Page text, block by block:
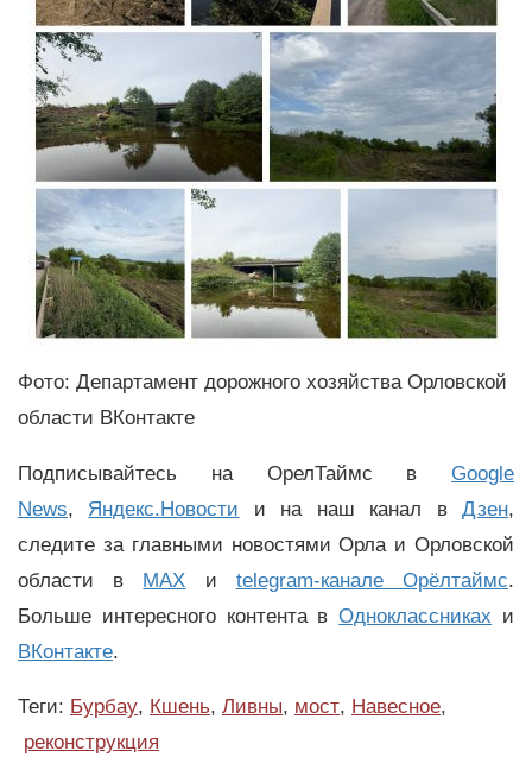
Фото: Департамент дорожного хозяйства Орловской
области ВКонтакте
Подписывайтесь на ОрелТаймс в Google
News, Яндекс.Новости и на наш канал вДзен,
следите за главными новостями Орла и Орловской
области в MAX и telegram-канале Орёлтаймс.
Больше интересного контента вОдноклассниках и
ВКонтакте.
Теги: Бурбау, Кшень, Ливны, мост, Навесное,
реконструкция